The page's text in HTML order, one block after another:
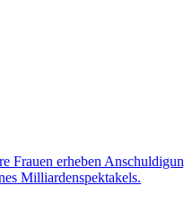
Frauen erheben
Milliardenspektakels.